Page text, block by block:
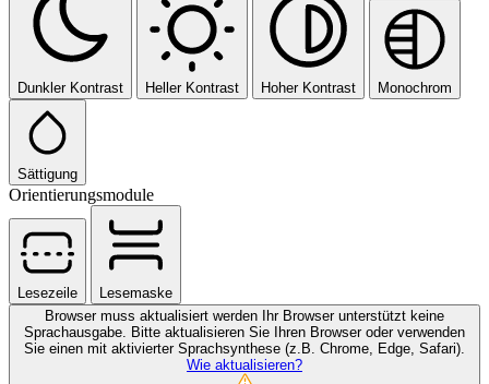
Dunkler Kontrast Heller Kontrast Hoher Kontrast Monochrom
Sättigung
Orientierungsmodule
Lesezeile
Lesemaske
Browser muss aktualisiert werden
Ihr Browser unterstützt keine
Sprachausgabe. Bitte aktualisieren Sie Ihren Browser oder verwenden
Sie einen mit aktivierter Sprachsynthese (z.B. Chrome, Edge, Safari).
Wie aktualisieren?